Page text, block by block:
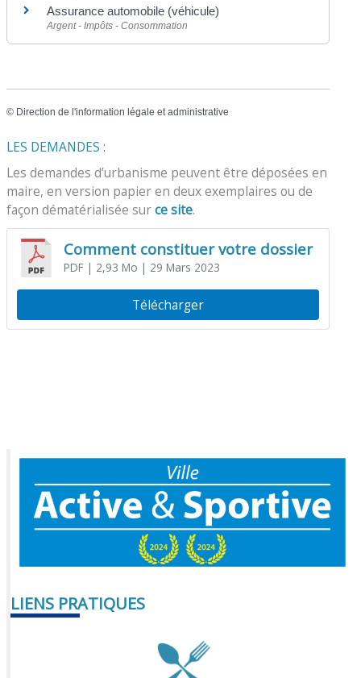
Assurance automobile (véhicule)
Argent - Impôts - Consommation
© Direction de l'information légale et administrative
LES DEMANDES :
Les demandes d’urbanisme peuvent être déposées en
maire, en version papier en deux exemplaires ou de
façon dématérialisée surce site.
Comment constituer votre dossier
PDF| 2,93 Mo | 29 Mars 2023
Télécharger
LIENS PRATIQUES